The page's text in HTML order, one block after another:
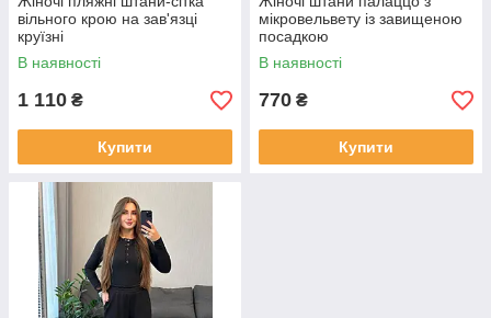
вільного крою на зав'язці
круїзні
В наявності
1 110 ₴
Купити
мікровельвету із завищеною
посадкою
В наявності
770 ₴
Купити